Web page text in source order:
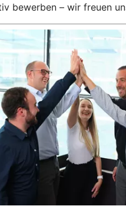
bewerben – wir freuen